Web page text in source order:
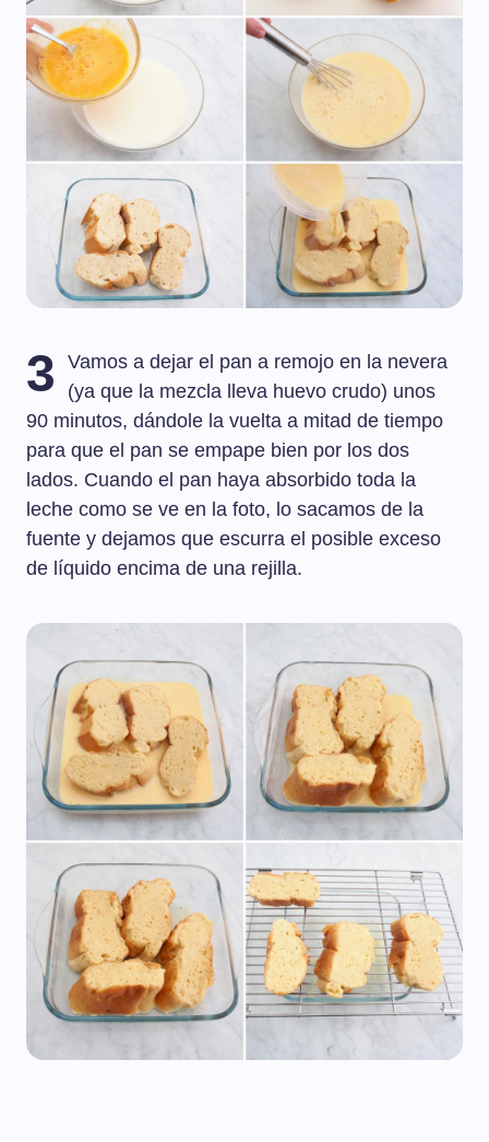
3
Vamos a dejar el pan a remojo en la nevera
(ya que la mezcla lleva huevo crudo) unos
90 minutos, dándole la vuelta a mitad de tiempo
para que el pan se empape bien por los dos
lados. Cuando el pan haya absorbido toda la
leche como se ve en la foto, lo sacamos de la
fuente y dejamos que escurra el posible exceso
de líquido encima de una rejilla.